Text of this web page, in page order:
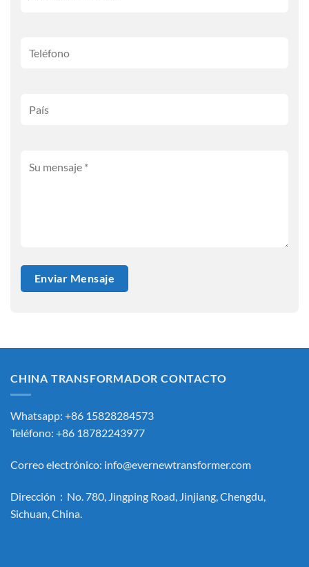
CHINA TRANSFORMADOR CONTACTO
Whatsapp: +86 15828284573
Teléfono: +86 18782243977
Correo electrónico: info@evernewtransformer.com
Dirección：No. 780, Jingping Road, Jinjiang, Chengdu,
Sichuan, China.